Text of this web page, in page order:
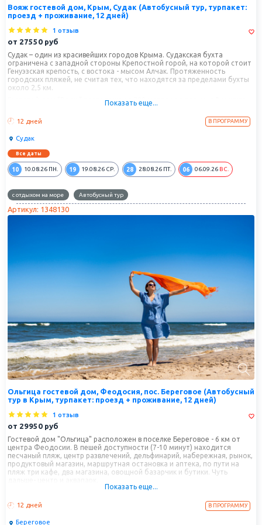
Вояж гостевой дом, Крым, Судак (Автобусный тур, турпакет:
проезд + проживание, 12 дней)
1 отзыв
от 27550 руб
Судак – один из красивейших городов Крыма. Судакская бухта
ограничена с западной стороны Крепостной горой, на которой стоит
Генуэзская крепость, с востока - мысом Алчак. Протяженность
городских пляжей, не считая тех, что находятся за пределами бухты
около 2,5 км.
Гостевой дом "Вояж" расположен в 700 метрах от пляжа, в 2 минутах
от гостевого дома расположен продуктовый магазин, до центра
города пешком 20 минут.
Показать еще...
12 дней В ПРОГРАММУ
Судак
Все даты
10 10.08.26 ПН. 19 19.08.26 СР. 28 28.08.26 ПТ. 06 06.09.26 ВС.
с отдыхом на море Автобусный тур
Артикул: 1348130
Ольгица гостевой дом, Феодосия, пос. Береговое (Автобусный
тур в Крым, турпакет: проезд + проживание, 12 дней)
1 отзыв
от 29950 руб
Гостевой дом "Ольгица" расположен в поселке Береговое - 6 км от
центра Феодосии. В пешей доступности (7-10 минут) находится
песчаный пляж, центр развлечений, дельфинарий, набережная, рынок,
продуктовый магазин, маршрутная остановка и аптека, по пути на
пляж три кафе, два магазина, овощной базарчик и бутики. Чуть
Расстояния: набережная - 7 минут (пешком), центр - 10 минут
(пешком), аквапарк - 20 минут (на авто), магазин продукты - 5 минут
(пешком), рынок - 5 минут (пешком), аптека - 5 минут (пешком),
Показать еще...
12 дней В ПРОГРАММУ
Береговое